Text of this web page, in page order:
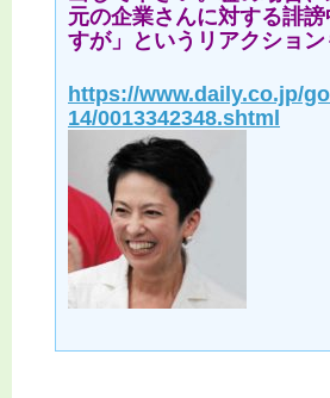
元の企業さんに対する誹
すが」というリアクション
https://www.daily.co.jp/
14/0013342348.shtml